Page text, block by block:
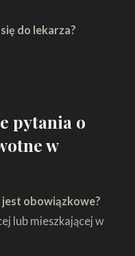
do lekarza?
pytania o
w
jest obowiązkowe?
lub mieszkającej w